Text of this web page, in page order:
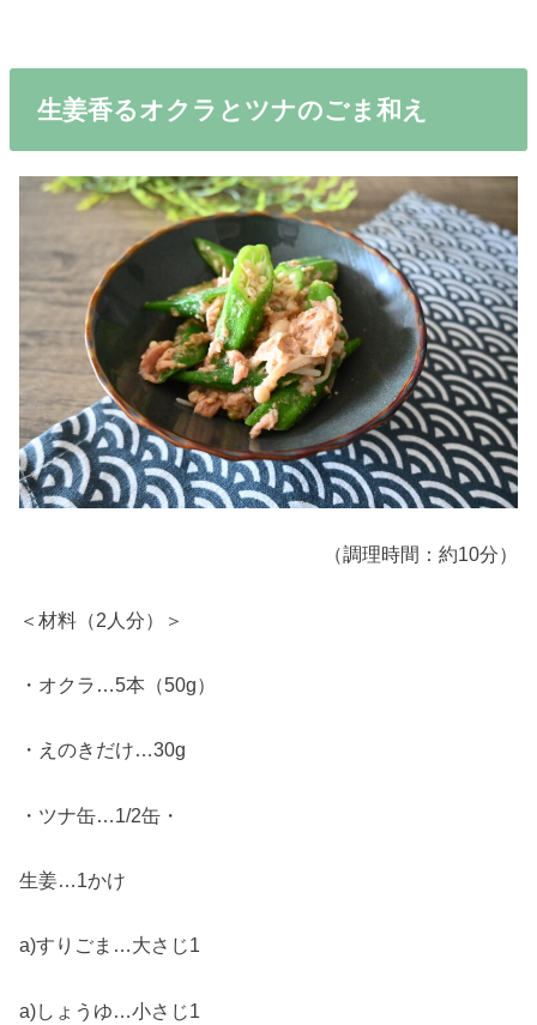
生姜香るオクラとツナのごま和え
（調理時間：約10分）
＜材料（2人分）＞
・オクラ…5本（50g）
・えのきだけ…30g
・ツナ缶…1/2缶・
生姜…1かけ
a)すりごま…大さじ1
a)しょうゆ…小さじ1